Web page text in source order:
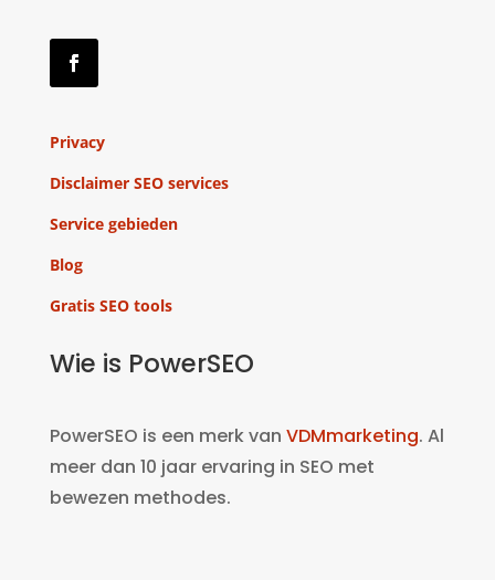
Privacy
Disclaimer SEO services
Service gebieden
Blog
Gratis SEO tools
Wie is PowerSEO
PowerSEO is een merk van VDMmarketing. Al
meer dan 10 jaar ervaring in SEO met
bewezen methodes.